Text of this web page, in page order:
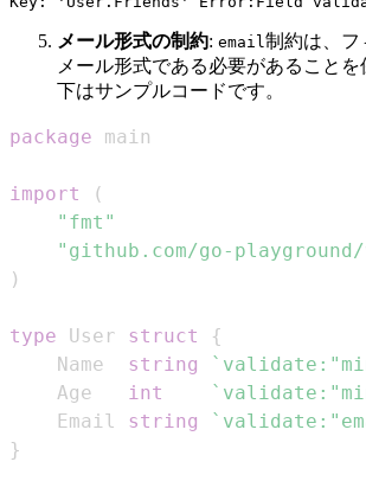
メール形式の制約: email 制約は、フ
メール形式である必要があること
下はサンプルコードです。
package
import
(
"fmt"
"github.com/go-
)
type User struct
{
    Name
string
    Age
int
    Email
string
}